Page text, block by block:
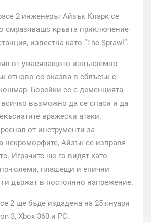
2 инженерът Айзък Кларк се
смразяващо кръвта приключение
известна като “The Sprawl”.
от ужасяващото извънземно
отново се оказва в сблъсък с
Борейки се с деменцията,
възможно да се спаси и да
вражески атаки.
от инструменти за
некроморфите, Айзък се изправя
Играчите ще го видят като
големи, плашещи и епични
държат в постоянно напрежение.
2 ще бъде издадена на 25 януари
3, Xbox 360 и PC.